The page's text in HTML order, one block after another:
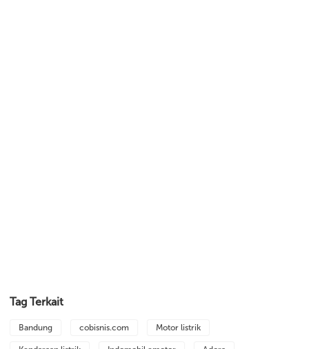
Tag Terkait
Bandung cobisnis.com Motor listrik